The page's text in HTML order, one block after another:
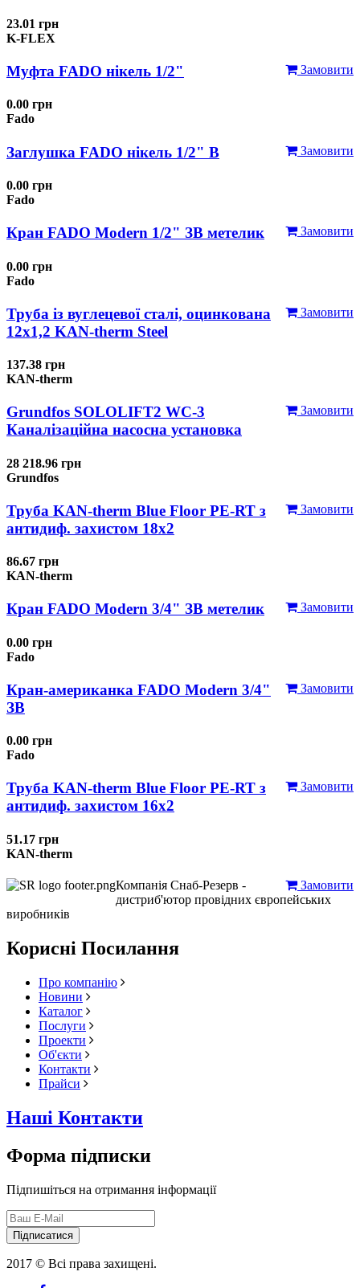
23.01 грн
K-FLEX
Замовити
Муфта FADO нікель 1/2"
0.00 грн
Fado
Замовити
Заглушка FADO нікель 1/2" В
0.00 грн
Fado
Замовити
Кран FADO Modern 1/2" ЗВ метелик
0.00 грн
Fado
Замовити
Труба із вуглецевої сталі, оцинкована
12x1,2 KAN-therm Steel
137.38 грн
KAN-therm
Замовити
Grundfos SOLOLIFT2 WC-3
Каналізаційна насосна установка
28 218.96 грн
Grundfos
Замовити
Труба KAN-therm Blue Floor PE-RT з
антидиф. захистом 18х2
86.67 грн
KAN-therm
Замовити
Кран FADO Modern 3/4" ЗВ метелик
0.00 грн
Fado
Замовити
Кран-американка FADO Modern 3/4"
ЗВ
0.00 грн
Fado
Замовити
Труба KAN-therm Blue Floor PE-RT з
антидиф. захистом 16х2
51.17 грн
KAN-therm
Замовити
Компанія Снаб-Резерв -
дистриб'ютор провідних європейських
виробників
Корисні Посилання
Про компанію
Новини
Каталог
Послуги
Проекти
Об'єкти
Контакти
Прайси
Наші Контакти
Форма підписки
Підпишіться на отримання інформації
Підписатися
2017 © Всі права захищені.